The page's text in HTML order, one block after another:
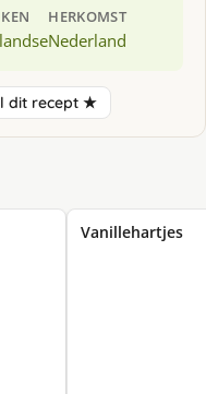
HERKOMST
Nederland
dit recept ★
Vanillehartjes